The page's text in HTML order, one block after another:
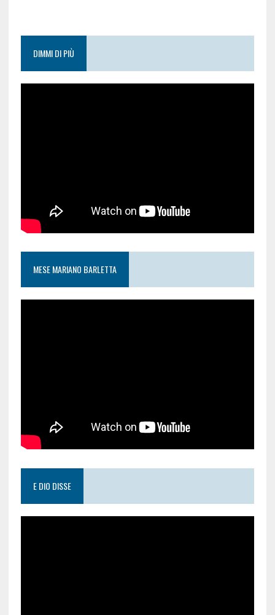
DIMMI DI PIÙ
MESE MARIANO BARLETTA
E DIO DISSE